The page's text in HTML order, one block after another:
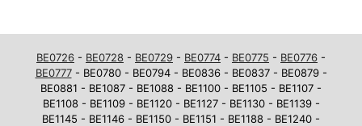
BE0726 - BE0728 - BE0729 - BE0774 - BE0775 - BE0776 -
BE0777- BE0780 - BE0794 - BE0836 - BE0837 - BE0879 -
BE0881 - BE1087 - BE1088 - BE1100 - BE1105 - BE1107 -
BE1108 - BE1109 - BE1120 - BE1127 - BE1130 - BE1139 -
BE1145 - BE1146 - BE1150 - BE1151 - BE1188 - BE1240 -